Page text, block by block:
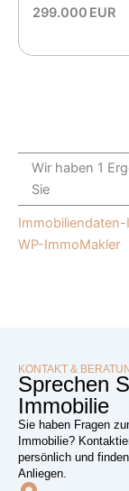
299.000 EUR
Wir haben 1
Sie
WP-ImmoMakler
KONTAKT &
Sprechen
Immobilie
Sie haben Fragen
Immobilie?
persönlich und
Anliegen.